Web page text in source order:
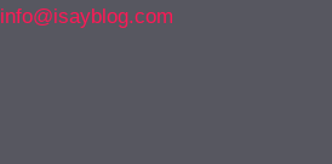
info@isayblog.com